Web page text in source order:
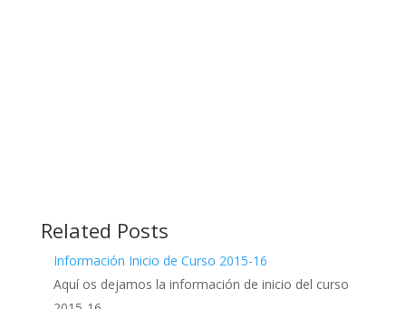
Related Posts
Información Inicio de Curso 2015-16
Aquí os dejamos la información de inicio del curso